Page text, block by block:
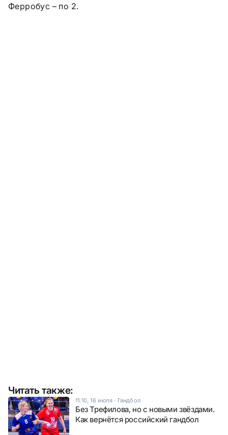
Ферробус – по 2.
Читать также:
11:10, 16 июля· Гандбол
Без Трефилова, но с новыми звёздами.
Как вернётся российский гандбол